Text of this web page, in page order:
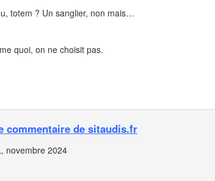
totem ? Un sanglier, non mais…
quoi, on ne choisit pas.
commentaire de sitaudis.fr
novembre 2024